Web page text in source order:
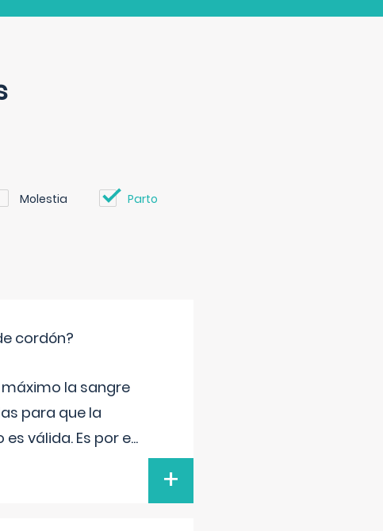
Molestia Parto
cordón?
la sangre
para que la
válida. Es por e...
+